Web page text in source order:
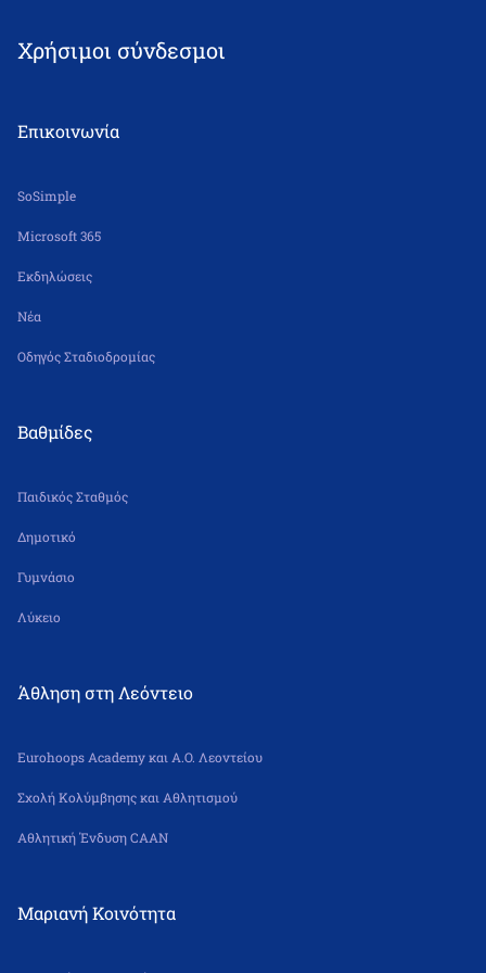
nipiagogeiolsa@leonteiosedu.gr
Χρήσιμοι σύνδεσμοι
Επικοινωνία
SoSimple
Microsoft 365
Εκδηλώσεις
Νέα
Οδηγός Σταδιοδρομίας
Βαθμίδες
Παιδικός Σταθμός
Δημοτικό
Γυμνάσιο
Λύκειο
Άθληση στη Λεόντειο
Eurohoops Academy και Α.Ο. Λεοντείου
Σχολή Κολύμβησης και Αθλητισμού
Αθλητική Ένδυση CAAN
Μαριανή Κοινότητα